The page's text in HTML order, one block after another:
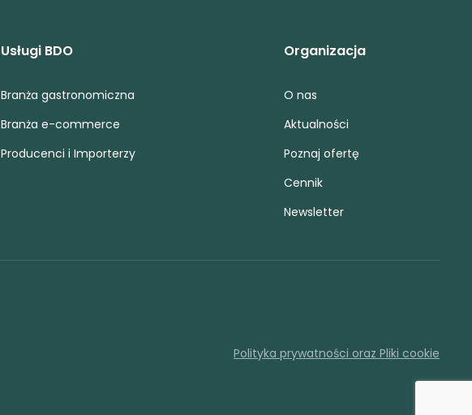
Usługi BDO
Branża gastronomiczna
Branża e-commerce
Producenci i Importerzy
Organizacja
O nas
Aktualności
Poznaj ofertę
Cennik
Newsletter
Polityka prywatności oraz Pliki cookie